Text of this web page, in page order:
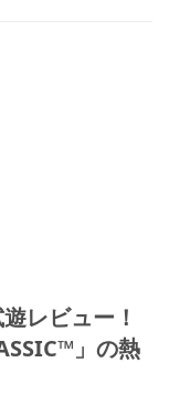
レビュー！
」の熱